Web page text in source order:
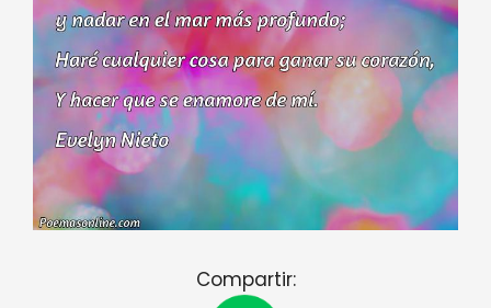
Compartir: